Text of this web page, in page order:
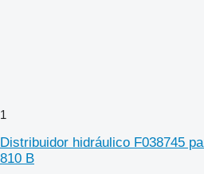
1
Distribuidor hidráulico F038745
810 B